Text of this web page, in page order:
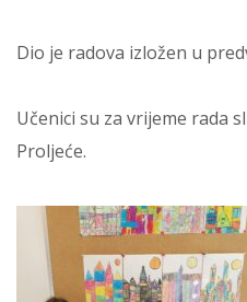
Dio je radova izložen u
Učenici su za vrijeme rada
Proljeće.